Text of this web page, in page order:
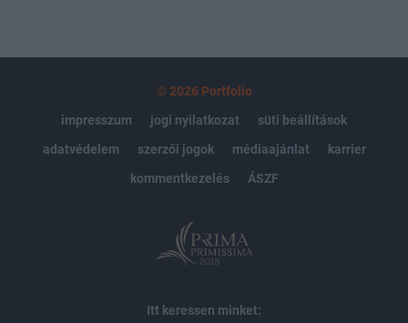
© 2026 Portfolio
impresszum
jogi nyilatkozat
süti beállítások
adatvédelem
szerzői jogok médiaajánlat
karrier
kommentkezelés
ÁSZF
Itt keressen minket: